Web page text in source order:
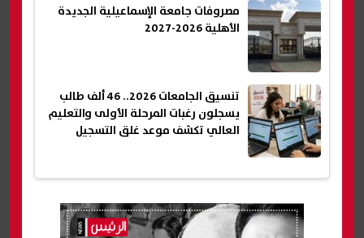
مصروفات جامعة الإسماعيلية الجديدة
الأهلية 2026-2027
تنسيق الجامعات 2026.. 46 ألف طالب
يسجلون رغبات المرحلة الأولى والتعليم
العالي تكشف موعد غلق التسجيل